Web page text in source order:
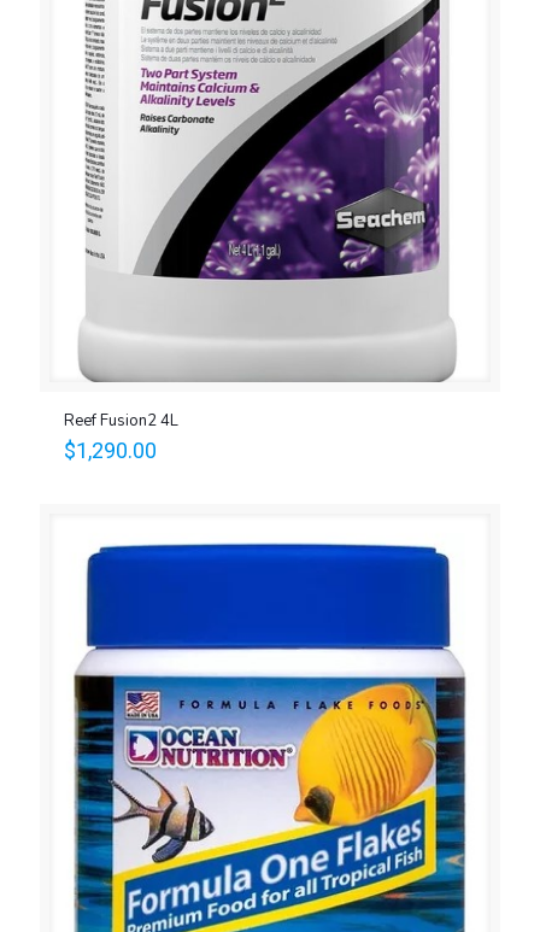
Reef Fusion2 4L
$1,290.00